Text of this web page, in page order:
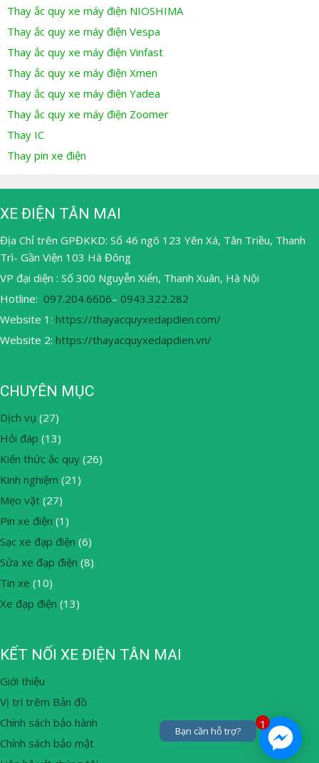
Thay ắc quy xe máy điện NIOSHIMA
Thay ắc quy xe máy điện Vespa
Thay ắc quy xe máy điện Vinfast
Thay ắc quy xe máy điện Xmen
Thay ắc quy xe máy điện Yadea
Thay ắc quy xe máy điện Zoomer
Thay IC
Thay pin xe điện
XE ĐIỆN TÂN MAI
Địa Chỉ trên GPĐKKD: Số 46 ngõ 123 Yên Xá, Tân Triều, Thanh
Trì- Gần Viện 103 Hà Đông
VP đại diện : Số 300 Nguyễn Xiển, Thanh Xuân, Hà Nội
Hotline: 097.204.6606– 0943.322.282
Website 1: https://thayacquyxedapdien.com/
Website 2: https://thayacquyxedapdien.vn/
CHUYÊN MỤC
Dịch vụ (27)
Hỏi đáp (13)
Kiến thức ắc quy (26)
Kinh nghiệm (21)
Mẹo vặt (27)
Pin xe điện (1)
Sạc xe đạp điện (6)
Sửa xe đạp điện (8)
Tin xe (10)
Xe đạp điện (13)
KẾT NỐI XE ĐIỆN TÂN MAI
Giới thiệu
Vị trí trêm Bản đồ
Chính sách bảo hành
Chính sách bảo mật
1
Bạn cần hỗ trợ?